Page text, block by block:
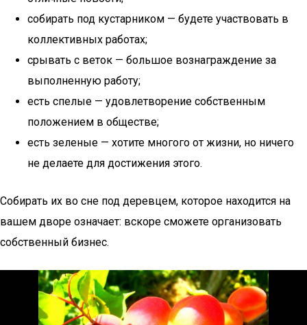
собирать под кустарником — будете участвовать в
коллективных работах;
срывать с веток — большое вознаграждение за
выполненную работу;
есть спелые — удовлетворение собственным
положением в обществе;
есть зеленые — хотите многого от жизни, но ничего
не делаете для достижения этого.
Собирать их во сне под деревцем, которое находится на
вашем дворе означает: вскоре сможете организовать
собственный бизнес.